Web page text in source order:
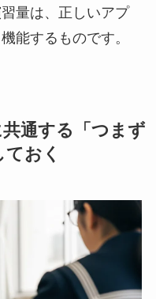
量は、正しいアプ
能するものです。
通する「つまず
おく